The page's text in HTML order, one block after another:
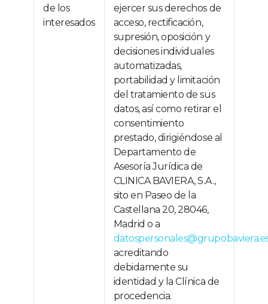
de los
interesados
ejercer sus derechos de
acceso, rectificación,
supresión, oposición y
decisiones individuales
automatizadas,
portabilidad y limitación
del tratamiento de sus
datos, así como retirar el
consentimiento
prestado, dirigiéndose al
Departamento de
Asesoría Jurídica de
CLINICA BAVIERA, S.A.,
sito en Paseo de la
Castellana 20, 28046,
Madrid o a
acreditando
debidamente su
identidad y la Clínica de
procedencia.